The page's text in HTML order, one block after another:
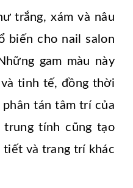
trắng, xám và nâu
biến cho nail salon
gam màu này
tinh tế, đồng thời
phân tán tâm trí của
trung tính cũng tạo
tiết và trang trí khác